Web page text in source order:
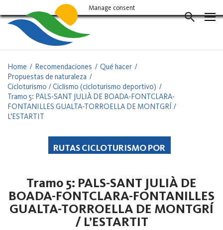
al
contingut
Home Recomendaciones
Qué hacer
Propuestas de naturaleza
Cicloturismo / Ciclismo (cicloturismo deportivo)
Tramo 5: PALS-SANT JULIÀ DE BOADA-FONTCLARA-
FONTANILLES GUALTA-TORROELLA DE MONTGRÍ /
L’ESTARTIT
RUTAS CICLOTURISMO POR
Tramo 5: PALS-SANT JULIÀ DE
BOADA-FONTCLARA-FONTANILLES
GUALTA-TORROELLA DE MONTGRÍ
/ L’ESTARTIT
Manage consent